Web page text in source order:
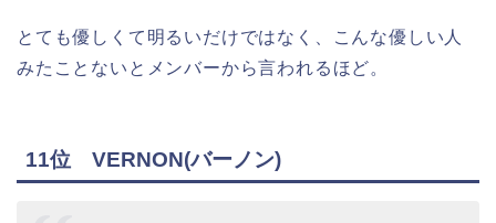
とても優しくて明るいだけではなく、こんな優しい人
みたことないとメンバーから言われるほど。
11位 VERNON(バーノン)